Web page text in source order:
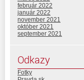
február 2022
január 2022
november 2021
október 2021
september 2021
Odkazy
Fotky